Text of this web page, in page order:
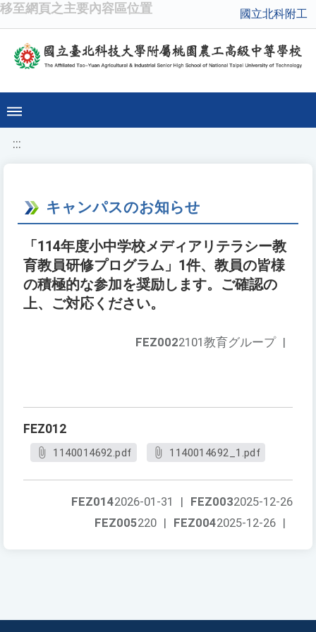
移至網頁之主要內容區位置 國立北科附工
:::
キャンパスのお知らせ
「114年度小中学校メディアリテラシー教
育教員研修プログラム」1件、教員の皆様
の積極的な参加を奨励します。ご確認の
上、ご対応ください。
FEZ0022101教育グループ |
FEZ012
1140014692.pdf 1140014692_1.pdf
FEZ0032025-12-26
FEZ0142026-01-31
|
FEZ0042025-12-26 |
FEZ005220 |